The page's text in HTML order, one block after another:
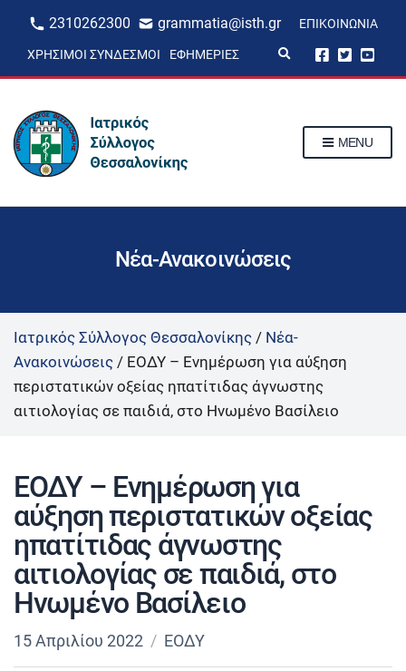
2310262300 grammatia@isth.gr ΕΠΙΚΟΙΝΩΝΊΑ
ΧΡΉΣΙΜΟΙ ΣΎΝΔΕΣΜΟΙ ΕΦΗΜΕΡΊΕΣ
p
m
MENU
Νέα-Ανακοινώσεις
Ιατρικός Σύλλογος Θεσσαλονίκης / Νέα-
Ανακοινώσεις / ΕΟΔΥ – Ενημέρωση για αύξηση
περιστατικών οξείας ηπατίτιδας άγνωστης
αιτιολογίας σε παιδιά, στο Ηνωμένο Βασίλειο
ΕΟΔΥ – Ενημέρωση για
αύξηση περιστατικών οξείας
ηπατίτιδας άγνωστης
αιτιολογίας σε παιδιά, στο
Ηνωμένο Βασίλειο
15 Απριλίου 2022 ΕΟΔΥ